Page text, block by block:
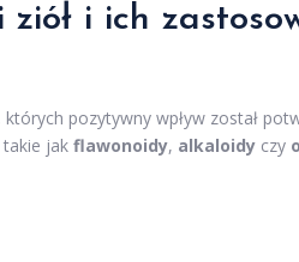
ziół i ich
pozytywny wpływ został
jak flawonoidy, alkaloidy czy